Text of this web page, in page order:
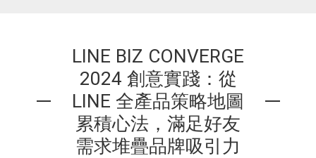
LINE BIZ CONVERGE
2024 創意實踐：從
LINE 全產品策略地圖
累積心法，滿足好友
需求堆疊品牌吸引力